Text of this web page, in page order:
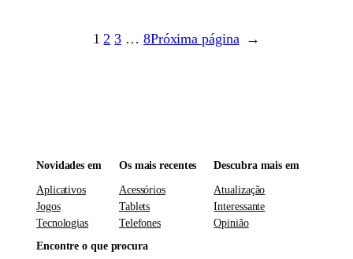
1 2 3 … 8Próxima página →
Novidades em
Aplicativos
Jogos
Tecnologias
Os mais recentes
Acessórios
Tablets
Telefones
Descubra mais em
Atualização
Interessante
Opinião
Encontre o que procura